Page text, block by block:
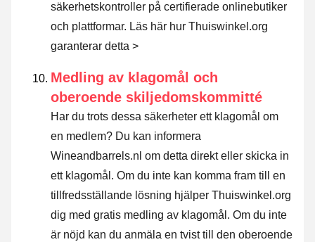
säkerhetskontroller på certifierade onlinebutiker
och plattformar. Läs här hur Thuiswinkel.org
garanterar detta >
Medling av klagomål och
oberoende skiljedomskommitté
Har du trots dessa säkerheter ett klagomål om
en medlem? Du kan informera
Wineandbarrels.nl om detta direkt eller skicka in
ett klagomål . Om du inte kan komma fram till en
tillfredsställande lösning hjälper Thuiswinkel.org
dig med gratis medling av klagomål. Om du inte
är nöjd kan du anmäla en tvist till den oberoende